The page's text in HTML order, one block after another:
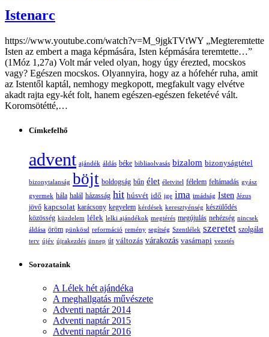
Istenarc
https://www.youtube.com/watch?v=M_9jgkTVtWY „Megteremtette
Isten az embert a maga képmására, Isten képmására teremtette…”
(1Móz 1,27a) Volt már veled olyan, hogy úgy érezted, mocskos
vagy? Egészen mocskos. Olyannyira, hogy az a hófehér ruha, amit
az Istentől kaptál, nemhogy megkopott, megfakult vagy elvétve
akadt rajta egy-két folt, hanem egészen-egészen feketévé vált.
Koromsötétté,…
Címkefelhő
advent ajándék áldás béke bibliaolvasás bizalom bizonyságtétel
bizonytalanság böjt boldogság bűn élet életvitel félelem feltámadás gyász
gyermek hála halál házasság hit húsvét idő ige ima imádság Isten Jézus
jövő kapcsolat karácsony kegyelem kérdések keresztyénség készülődés
közösség küzdelem lélek lelki ajándékok megtérés megújulás nehézség nincsek
áldása öröm pünkösd reformáció remény segítség Szentlélek szeretet szolgálat
terv újév újrakezdés ünnep út változás várakozás vasárnapi vezetés
Sorozataink
A Lélek hét ajándéka
A meghallgatás művészete
Adventi naptár 2014
Adventi naptár 2015
Adventi naptár 2016